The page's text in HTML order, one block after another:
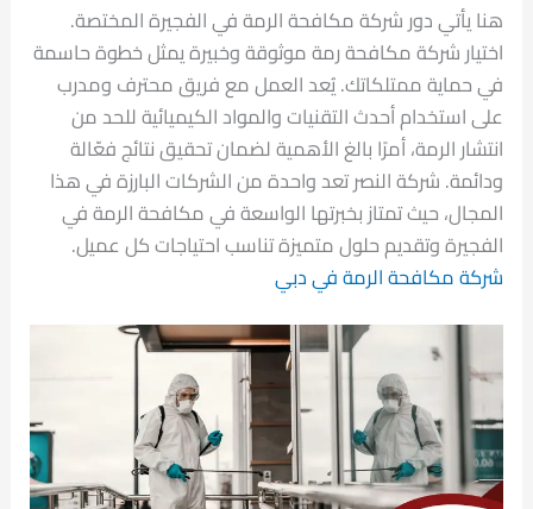
هنا يأتي دور شركة مكافحة الرمة في الفجيرة المختصة.
اختيار شركة مكافحة رمة موثوقة وخبيرة يمثل خطوة حاسمة
في حماية ممتلكاتك. يُعد العمل مع فريق محترف ومدرب
على استخدام أحدث التقنيات والمواد الكيميائية للحد من
انتشار الرمة، أمرًا بالغ الأهمية لضمان تحقيق نتائج فعّالة
ودائمة. شركة النصر تعد واحدة من الشركات البارزة في هذا
المجال، حيث تمتاز بخبرتها الواسعة في مكافحة الرمة في
الفجيرة وتقديم حلول متميزة تناسب احتياجات كل عميل.
شركة مكافحة الرمة في دبي